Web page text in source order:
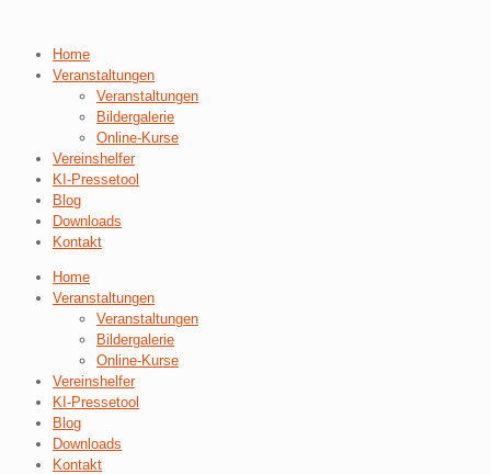
Home
Veranstaltungen
Veranstaltungen
Bildergalerie
Online-Kurse
Vereinshelfer
KI-Pressetool
Blog
Downloads
Kontakt
Home
Veranstaltungen
Veranstaltungen
Bildergalerie
Online-Kurse
Vereinshelfer
KI-Pressetool
Blog
Downloads
Kontakt